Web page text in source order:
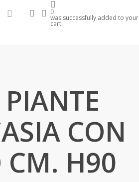
email searchaccount
0
was successfully added to your
cart.
CON
CM. H90